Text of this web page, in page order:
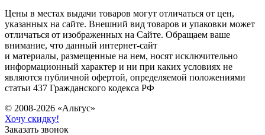
Цены в местах выдачи товаров могут отличаться от цен,
указанных на сайте. Внешний вид товаров и упаковки может
отличаться от изображенных на Сайте. Обращаем ваше
внимание, что данный интернет-сайт
и материалы, размещенные на нем, носят исключительно
информационный характер и ни при каких условиях не
являются публичной офертой, определяемой положениями
статьи 437 Гражданского кодекса РФ
© 2008-2026 «Альтус»
Хочу скидку!
Заказать звонок